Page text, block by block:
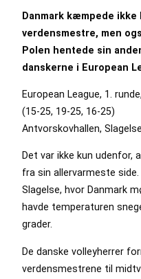
Danmark kæmpede
verdensmestre, men
Polen hentede sin
danskerne i European
European League, 1.
(15-25, 19-25, 16-25)
Antvorskovhallen, Slagelse
Det var ikke kun udenfor,
fra sin allervarmeste
Slagelse, hvor Danmark
havde temperaturen
grader.
De danske volleyherrer
verdensmestrene til